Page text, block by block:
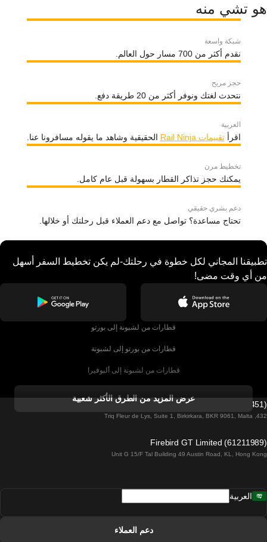
هو تشي منه
شبكة واسعة
نقدم أكثر من 700 مسار حول العالم.
حجز مريح
نتحدث لغتك ونوفر أكثر من 20 طريقة دفع.
العربية
اقرأتقييمات Rail Ninja الحقيقية وشاهد ما يقوله مسافرونا عنا.
تخطيط مرن
يمكنك حجز تذاكر القطار بسهولة قبل عام كامل.
دعم بشري حقيقي
تحتاج مساعدة؟ تواصل مع دعم العملاء قبل رحلتك أو خلالها.
تطبيقنا المجاني لكل خطوة في رحلتك-لم يكن تخطيط السفر أسهل
من أي وقت مضى!
قطارات من لشبونة إلى بورتو
قطارات من بورتو إلى لشبونة
قطارات من لشبونة إلى ألبوفيرا
قطارات من ألبوفيرا إلى لشبونة
قطارات من لشبونة إلى لاغوس
قطارات من لشبونة إلى مدريد
عرض المزيد من الطرق الأكثر شعبية
Firebird GT Limited (OC 1451)
432, Triq Fleur de Lys, Suite 1, Birkirkara, BKR 9061, Malta
Firebird GT Limited (61211989)
Unit G 15/F Tal Building 49 Austin Road, KL, Hong Kong
العربية
دعم العملاء